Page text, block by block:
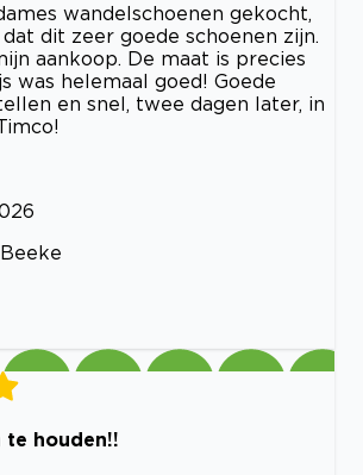
wandelschoenen gekocht,
dit zeer goede schoenen zijn.
aankoop. De maat is precies
was helemaal goed! Goede
en snel, twee dagen later, in
te houden!!